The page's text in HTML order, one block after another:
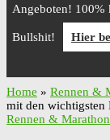
Angeboten! 100%
Bullshit! Hier
Home » Rennen &
mit den wichtigsten
Rennen &